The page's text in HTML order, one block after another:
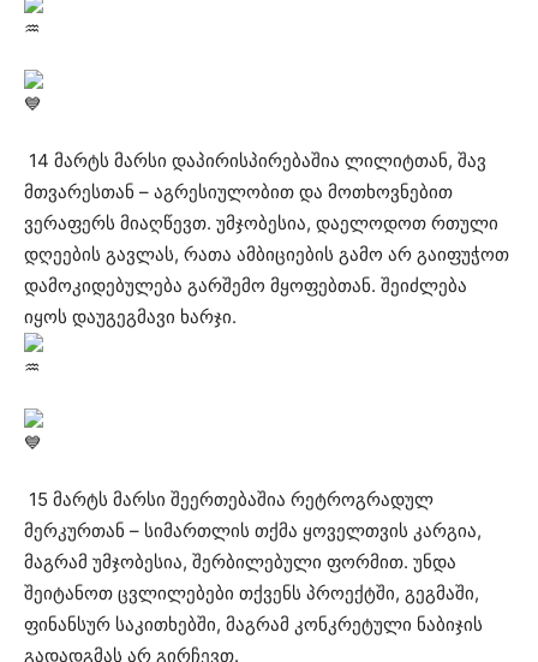
14 მარტს მარსი დაპირისპირებაშია ლილიტთან, შავ
მთვარესთან – აგრესიულობით და მოთხოვნებით
ვერაფერს მიაღწევთ. უმჯობესია, დაელოდოთ რთული
დღეების გავლას, რათა ამბიციების გამო არ გაიფუჭოთ
დამოკიდებულება გარშემო მყოფებთან. შეიძლება
იყოს დაუგეგმავი ხარჯი.
15 მარტს მარსი შეერთებაშია რეტროგრადულ
მერკურთან – სიმართლის თქმა ყოველთვის კარგია,
მაგრამ უმჯობესია, შერბილებული ფორმით. უნდა
შეიტანოთ ცვლილებები თქვენს პროექტში, გეგმაში,
ფინანსურ საკითხებში, მაგრამ კონკრეტული ნაბიჯის
გადადგმას არ გირჩევთ.